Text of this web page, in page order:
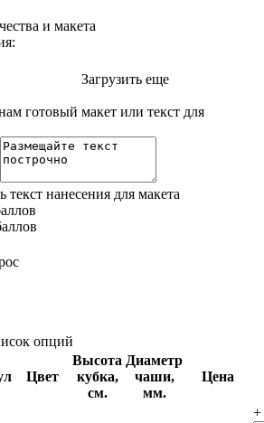
и макета
Загрузить еще
готовый макет или текст для
нанесения для макета
опций
Цвет
Высота
кубка,
см.
Диаметр
чаши,
мм.
Цена
+